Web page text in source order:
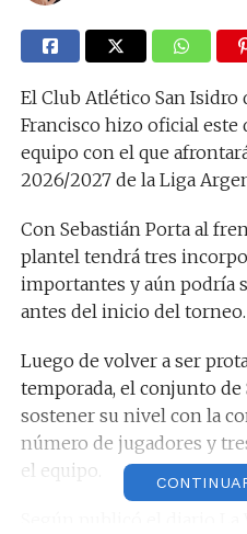
El Club Atlético San Isidro
Francisco hizo oficial
equipo con el que
2026/2027 de la Liga
Con Sebastián Porta al
plantel tendrá tres
importantes y aún podría
antes del inicio del torneo.
Luego de volver a ser
temporada, el conjunto de
sostener su nivel con la
número de jugadores y
el equipo.